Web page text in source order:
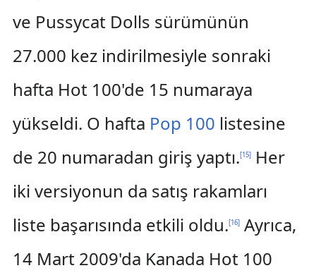
ve Pussycat Dolls sürümünün
27.000 kez indirilmesiyle sonraki
hafta Hot 100'de 15 numaraya
yükseldi. O hafta Pop 100 listesine
de 20 numaradan giriş yaptı.[15]Her
iki versiyonun da satış rakamları
liste başarısında etkili oldu.[16]Ayrıca,
14 Mart 2009'da Kanada Hot 100